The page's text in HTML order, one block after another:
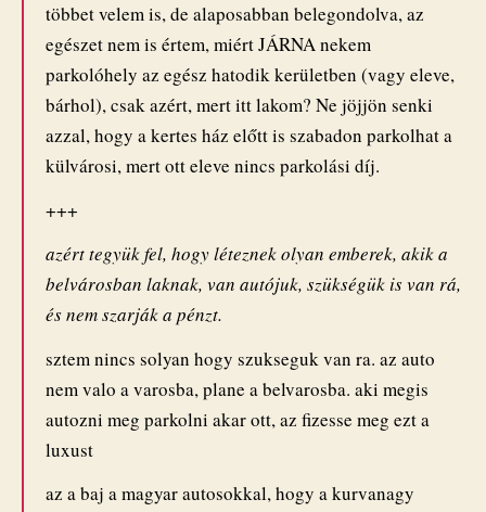
többet velem is, de alaposabban belegondolva, az
egészet nem is értem, miért JÁRNA nekem
parkolóhely az egész hatodik kerületben (vagy eleve,
bárhol), csak azért, mert itt lakom? Ne jöjjön senki
azzal, hogy a kertes ház előtt is szabadon parkolhat a
külvárosi, mert ott eleve nincs parkolási díj.
+++
azért tegyük fel, hogy léteznek olyan emberek, akik a
belvárosban laknak, van autójuk, szükségük is van rá,
és nem szarják a pénzt.
sztem nincs solyan hogy szukseguk van ra. az auto
nem valo a varosba, plane a belvarosba. aki megis
autozni meg parkolni akar ott, az fizesse meg ezt a
luxust
az a baj a magyar autosokkal, hogy a kurvanagy